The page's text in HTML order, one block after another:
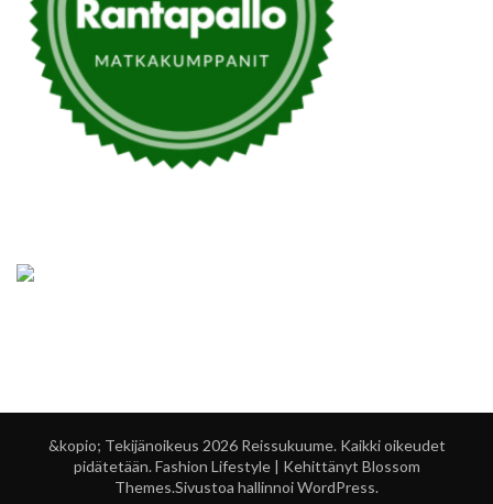
&kopio; Tekijänoikeus 2026 Reissukuume. Kaikki oikeudet
pidätetään.Fashion Lifestyle | Kehittänyt Blossom
Themes.Sivustoa hallinnoiWordPress.